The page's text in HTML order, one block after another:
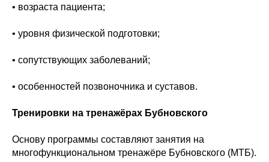
• возраста пациента;
• уровня физической подготовки;
• сопутствующих заболеваний;
• особенностей позвоночника и суставов.
Тренировки на тренажёрах Бубновского
Основу программы составляют занятия на
многофункциональном тренажёре Бубновского (МТБ).